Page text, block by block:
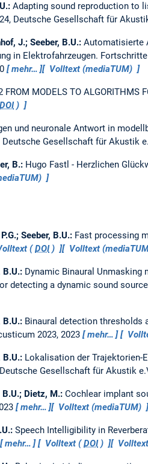
Adapting sound reproduction to
Deutsche Gesellschaft für
J.; Seeber, B.U.: Automatisierte
in Elektrofahrzeugen.
mehr… Volltext (mediaTUM)
FROM MODELS TO ALGORITHMS
DOI)
und neuronale Antwort in
Gesellschaft für Akustik
B.: Hugo Fastl - Herzlichen
Seeber, B.U.: Fast processing
(DOI) Volltext
B.U.: Dynamic Binaural
detecting a dynamic sound
B.U.: Binaural detection thresholds
2023, 2023 mehr…
B.U.: Lokalisation der Trajektorien-
Gesellschaft für Akustik
B.U.; Dietz, M.: Cochlear implant
mehr… Volltext (mediaTUM)
Speech Intelligibility in
mehr… Volltext (DOI)